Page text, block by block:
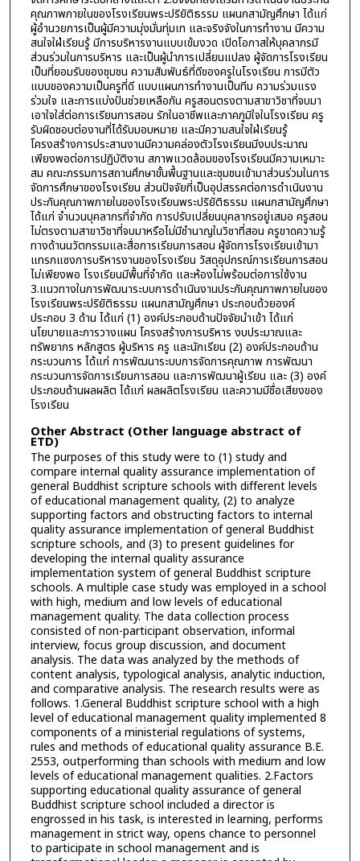
คุณภาพภายในของโรงเรียนพระปริยัติธรรม แผนกสามัญศึกษา ได้แก่
ผู้อำนวยการเป็นผู้มีความมุ่งมั่นทุ่มเท และจริงจังในการทำงาน มีความ
สนใจใฝ่เรียนรู้ มีการบริหารงานแบบเข้มงวด เปิดโอกาสให้บุคลากรมี
ส่วนร่วมในการบริหาร และเป็นผู้นำการเปลี่ยนแปลง ผู้จัดการโรงเรียน
เป็นที่ยอมรับของชุมชน ความสัมพันธ์ที่ดีของครูในโรงเรียน การมีตัว
แบบของความเป็นครูที่ดี แบบแผนการทำงานเป็นทีม ความร่วมแรง
ร่วมใจ และการแบ่งปันช่วยเหลือกัน ครูสอนตรงตามสาขาวิชาที่จบมา
เอาใจใส่ต่อการเรียนการสอน รักในอาชีพและภาคภูมิใจในโรงเรียน ครู
รับผิดชอบต่องานที่ได้รับมอบหมาย และมีความสนใจใฝ่เรียนรู้
โครงสร้างการประสานงานมีความคล่องตัวโรงเรียนมีงบประมาณ
เพียงพอต่อการปฏิบัติงาน สภาพแวดล้อมของโรงเรียนมีความเหมาะ
สม คณะกรรมการสถานศึกษาขั้นพื้นฐานและชุมชนเข้ามาส่วนร่วมในการ
จัดการศึกษาของโรงเรียน ส่วนปัจจัยที่เป็นอุปสรรคต่อการดำเนินงาน
ประกันคุณภาพภายในของโรงเรียนพระปริยัติธรรม แผนกสามัญศึกษา
ได้แก่ จำนวนบุคลากรที่จำกัด การปรับเปลี่ยนบุคลากรอยู่เสมอ ครูสอน
ไม่ตรงตามสาขาวิชาที่จบมาหรือไม่มีชำนาญในวิชาที่สอน ครูขาดความรู้
ทางด้านนวัตกรรมและสื่อการเรียนการสอน ผู้จัดการโรงเรียนเข้ามา
แทรกแซงการบริหารงานของโรงเรียน วัสดุอุปกรณ์การเรียนการสอน
ไม่เพียงพอ โรงเรียนมีพื้นที่จำกัด และห้องไม่พร้อมต่อการใช้งาน
3.แนวทางในการพัฒนาระบบการดำเนินงานประกันคุณภาพภายในของ
โรงเรียนพระปริยัติธรรม แผนกสามัญศึกษา ประกอบด้วยองค์
ประกอบ 3 ด้าน ได้แก่ (1) องค์ประกอบด้านปัจจัยนำเข้า ได้แก่
นโยบายและการวางแผน โครงสร้างการบริหาร งบประมาณและ
ทรัพยากร หลักสูตร ผู้บริหาร ครู และนักเรียน (2) องค์ประกอบด้าน
กระบวนการ ได้แก่ การพัฒนาระบบการจัดการคุณภาพ การพัฒนา
กระบวนการจัดการเรียนการสอน และการพัฒนาผู้เรียน และ (3) องค์
ประกอบด้านผลผลิต ได้แก่ ผลผลิตโรงเรียน และความมีชื่อเสียงของ
โรงเรียน
Other Abstract (Other language abstract of
ETD)
The purposes of this study were to (1) study and
compare internal quality assurance implementation of
general Buddhist scripture schools with different levels
of educational management quality, (2) to analyze
supporting factors and obstructing factors to internal
quality assurance implementation of general Buddhist
scripture schools, and (3) to present guidelines for
developing the internal quality assurance
implementation system of general Buddhist scripture
schools. A multiple case study was employed in a school
with high, medium and low levels of educational
management quality. The data collection process
consisted of non-participant observation, informal
interview, focus group discussion, and document
analysis. The data was analyzed by the methods of
content analysis, typological analysis, analytic induction,
and comparative analysis. The research results were as
follows. 1.General Buddhist scripture school with a high
level of educational management quality implemented 8
components of a ministerial regulations of systems,
rules and methods of educational quality assurance B.E.
2553, outperforming than schools with medium and low
levels of educational management qualities. 2.Factors
supporting educational quality assurance of general
Buddhist scripture school included a director is
engrossed in his task, is interested in learning, performs
management in strict way, opens chance to personnel
to participate in school management and is